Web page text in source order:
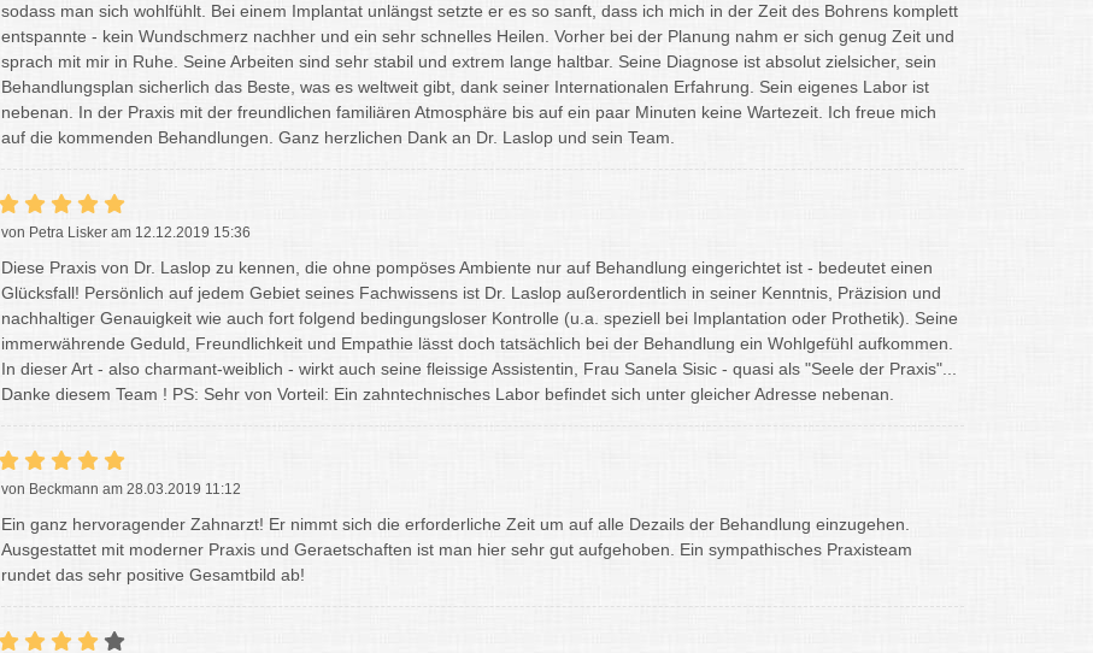
sodass man sich wohlfühlt. Bei einem Implantat unlängst setzte er es so sanft, dass ich mich in der Zeit des Bohrens komplett
entspannte - kein Wundschmerz nachher und ein sehr schnelles Heilen. Vorher bei der Planung nahm er sich genug Zeit und
sprach mit mir in Ruhe. Seine Arbeiten sind sehr stabil und extrem lange haltbar. Seine Diagnose ist absolut zielsicher, sein
Behandlungsplan sicherlich das Beste, was es weltweit gibt, dank seiner Internationalen Erfahrung. Sein eigenes Labor ist
nebenan. In der Praxis mit der freundlichen familiären Atmosphäre bis auf ein paar Minuten keine Wartezeit. Ich freue mich
auf die kommenden Behandlungen. Ganz herzlichen Dank an Dr. Laslop und sein Team.
von Petra Lisker am 12.12.2019 15:36
Diese Praxis von Dr. Laslop zu kennen, die ohne pompöses Ambiente nur auf Behandlung eingerichtet ist - bedeutet einen
Glücksfall! Persönlich auf jedem Gebiet seines Fachwissens ist Dr. Laslop außerordentlich in seiner Kenntnis, Präzision und
nachhaltiger Genauigkeit wie auch fort folgend bedingungsloser Kontrolle (u.a. speziell bei Implantation oder Prothetik). Seine
immerwährende Geduld, Freundlichkeit und Empathie lässt doch tatsächlich bei der Behandlung ein Wohlgefühl aufkommen.
In dieser Art - also charmant-weiblich - wirkt auch seine fleissige Assistentin, Frau Sanela Sisic - quasi als "Seele der Praxis"...
Danke diesem Team ! PS: Sehr von Vorteil: Ein zahntechnisches Labor befindet sich unter gleicher Adresse nebenan.
von Beckmann am 28.03.2019 11:12
Ein ganz hervoragender Zahnarzt! Er nimmt sich die erforderliche Zeit um auf alle Dezails der Behandlung einzugehen.
Ausgestattet mit moderner Praxis und Geraetschaften ist man hier sehr gut aufgehoben. Ein sympathisches Praxisteam
rundet das sehr positive Gesamtbild ab!